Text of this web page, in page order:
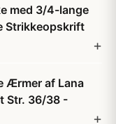
med 3/4-lange
Strikkeopskrift
Ærmer af Lana
Str. 36/38 -